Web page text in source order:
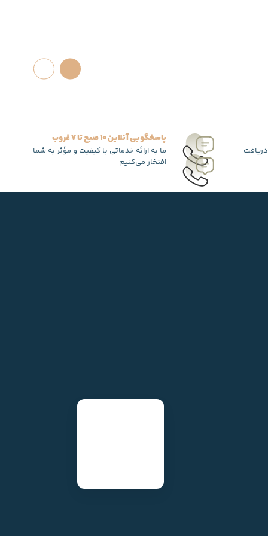
پاسخگویی آنلاین 10 صبح تا 7 غروب
ما به ارائه خدماتی با کیفیت و مؤثر به شما
افتخار می‌کنیم